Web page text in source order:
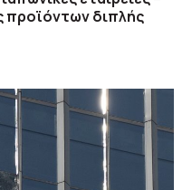
προϊόντων διπλής